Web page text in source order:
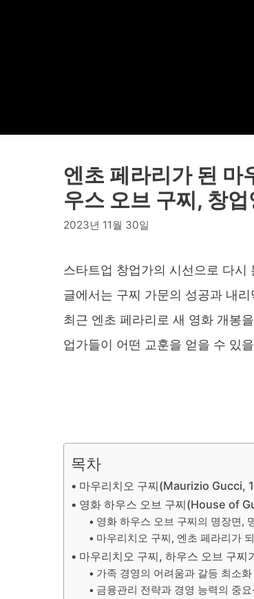
엔초 페라리가 된 마
우스 오브 구찌, 창
2023년 11월 30일
스타트업 창업가의 시선으로 다시
글에서는 구찌 가문의 성공과 내
최근 엔초 페라리로 새 영화 개봉
업가들이 어떤 교훈을 얻을 수 있
목차
마우리치오 구찌(Maurizio Gucci,
영화 하우스 오브 구찌(House of
영화 하우스 오브 구찌의 명장면,
마우리치오 구찌, 엔초 페라리가
마우리치오 구찌, 하우스 오브 구찌
가족 경영의 어려움과 갈등 최소화
금융관리 전략과 경영 능력의 중요